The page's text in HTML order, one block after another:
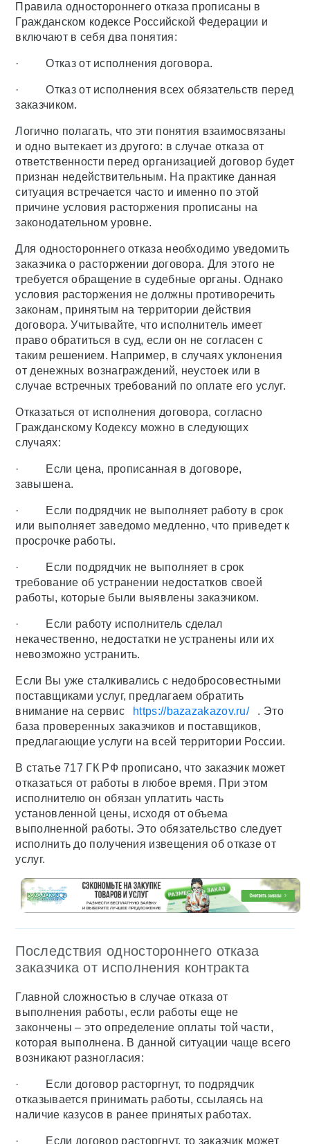
Правила одностороннего отказа прописаны в
Гражданском кодексе Российской Федерации и
включают в себя два понятия:
· Отказ от исполнения договора.
· Отказ от исполнения всех обязательств перед
заказчиком.
Логично полагать, что эти понятия взаимосвязаны
и одно вытекает из другого: в случае отказа от
ответственности перед организацией договор будет
признан недействительным. На практике данная
ситуация встречается часто и именно по этой
причине условия расторжения прописаны на
законодательном уровне.
Для одностороннего отказа необходимо уведомить
заказчика о расторжении договора. Для этого не
требуется обращение в судебные органы. Однако
условия расторжения не должны противоречить
законам, принятым на территории действия
договора. Учитывайте, что исполнитель имеет
право обратиться в суд, если он не согласен с
таким решением. Например, в случаях уклонения
от денежных вознаграждений, неустоек или в
случае встречных требований по оплате его услуг.
Отказаться от исполнения договора, согласно
Гражданскому Кодексу можно в следующих
случаях:
· Если цена, прописанная в договоре,
завышена.
· Если подрядчик не выполняет работу в срок
или выполняет заведомо медленно, что приведет к
просрочке работы.
· Если подрядчик не выполняет в срок
требование об устранении недостатков своей
работы, которые были выявлены заказчиком.
· Если работу исполнитель сделал
некачественно, недостатки не устранены или их
невозможно устранить.
Если Вы уже сталкивались с недобросовестными
поставщиками услуг, предлагаем обратить
внимание на сервис
https://bazazakazov.ru/
. Это
база проверенных заказчиков и поставщиков,
предлагающие услуги на всей территории России.
В статье 717 ГК РФ прописано, что заказчик может
отказаться от работы в любое время. При этом
исполнителю он обязан уплатить часть
установленной цены, исходя от объема
выполненной работы. Это обязательство следует
исполнить до получения извещения об отказе от
услуг.
Последствия одностороннего отказа
заказчика от исполнения контракта
Главной сложностью в случае отказа от
выполнения работы, если работы еще не
закончены – это определение оплаты той части,
которая выполнена. В данной ситуации чаще всего
возникают разногласия:
· Если договор расторгнут, то подрядчик
отказывается принимать работы, ссылаясь на
наличие казусов в ранее принятых работах.
· Если договор расторгнут, то заказчик может